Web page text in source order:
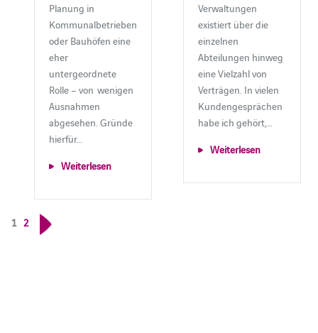
Planung in
Kommunalbetrieben
oder Bauhöfen eine
eher
untergeordnete
Rolle – von wenigen
Ausnahmen
abgesehen. Gründe
hierfür…
Weiterlesen
Verwaltungen
existiert über die
einzelnen
Abteilungen hinweg
eine Vielzahl von
Verträgen. In vielen
Kundengesprächen
habe ich gehört,…
Weiterlesen
1 2